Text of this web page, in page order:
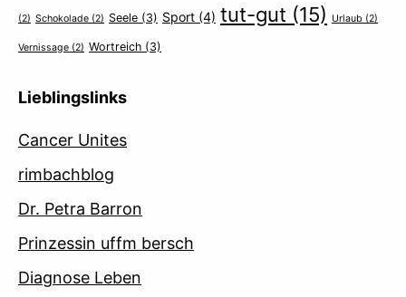
(2) Schokolade (2) Seele (3) Sport (4) tut-gut (15) Urlaub (2)
Vernissage (2) Wortreich (3)
Lieblingslinks
Cancer Unites
rimbachblog
Dr. Petra Barron
Prinzessin uffm bersch
Diagnose Leben